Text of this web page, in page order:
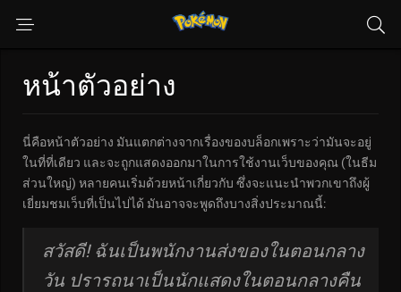
หน้าตัวอย่าง
นี่คือหน้าตัวอย่าง มันแตกต่างจากเรื่องของบล็อกเพราะว่ามันจะอยู่
ในที่ที่เดียว และจะถูกแสดงออกมาในการใช้งานเว็บของคุณ (ในธีม
ส่วนใหญ่) หลายคนเริ่มด้วยหน้าเกี่ยวกับ ซึ่งจะแนะนำพวกเขาถึงผู้
เยี่ยมชมเว็บที่เป็นไปได้ มันอาจจะพูดถึงบางสิ่งประมาณนี้:
สวัสดี! ฉันเป็นพนักงานส่งของในตอนกลาง
วัน ปรารถนาเป็นนักแสดงในตอนกลางคืน